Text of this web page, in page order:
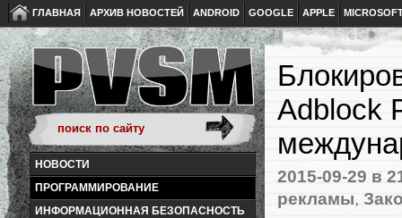
ГЛАВНАЯ АРХИВ НОВОСТЕЙ ANDROID GOOGLE APPLE
НОВОСТИ
ПРОГРАММИРОВАНИЕ
ИНФОРМАЦИОННАЯ БЕЗОПАСНОСТЬ
Adblock
2015-09-29 в
рекламы,